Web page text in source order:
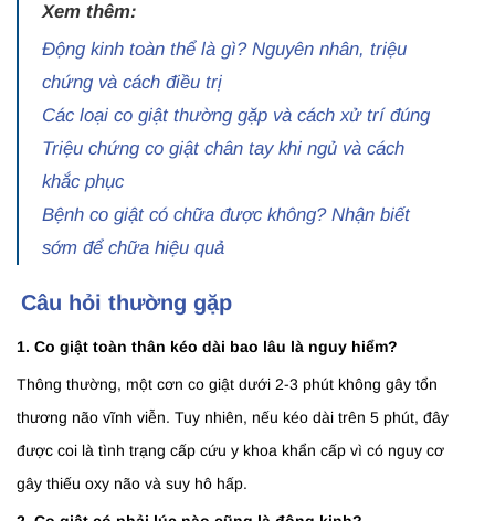
Xem thêm:
Động kinh toàn thể là gì? Nguyên nhân, triệu
chứng và cách điều trị
Các loại co giật thường gặp và cách xử trí đúng
Triệu chứng co giật chân tay khi ngủ và cách
khắc phục
Bệnh co giật có chữa được không? Nhận biết
sớm để chữa hiệu quả
Câu hỏi thường gặp
1. Co giật toàn thân kéo dài bao lâu là nguy hiểm?
Thông thường, một cơn co giật dưới 2-3 phút không gây tổn
thương não vĩnh viễn. Tuy nhiên, nếu kéo dài trên 5 phút, đây
được coi là tình trạng cấp cứu y khoa khẩn cấp vì có nguy cơ
gây thiếu oxy não và suy hô hấp.